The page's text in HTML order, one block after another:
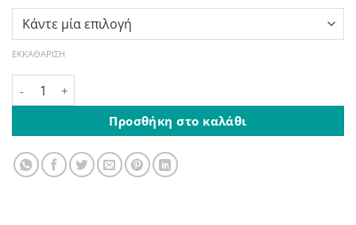
ΕΚΚΑΘΆΡΙΣΗ
Παιδικές Τιράντες με 4 Κλιπς Λευκό ποσότητα
Προσθήκη στο καλάθι